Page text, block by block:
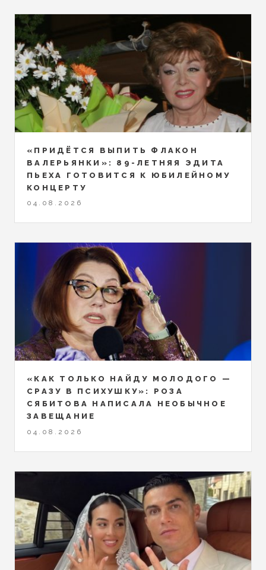
«ПРИДЁТСЯ ВЫПИТЬ ФЛАКОН
ВАЛЕРЬЯНКИ»: 89-ЛЕТНЯЯ ЭДИТА
ПЬЕХА ГОТОВИТСЯ К ЮБИЛЕЙНОМУ
КОНЦЕРТУ
04.08.2026
«КАК ТОЛЬКО НАЙДУ МОЛОДОГО —
СРАЗУ В ПСИХУШКУ»: РОЗА
СЯБИТОВА НАПИСАЛА НЕОБЫЧНОЕ
ЗАВЕЩАНИЕ
04.08.2026